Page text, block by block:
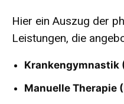
Hier ein Auszug der
Leistungen, die
Krankengymnastik
Manuelle Therapie